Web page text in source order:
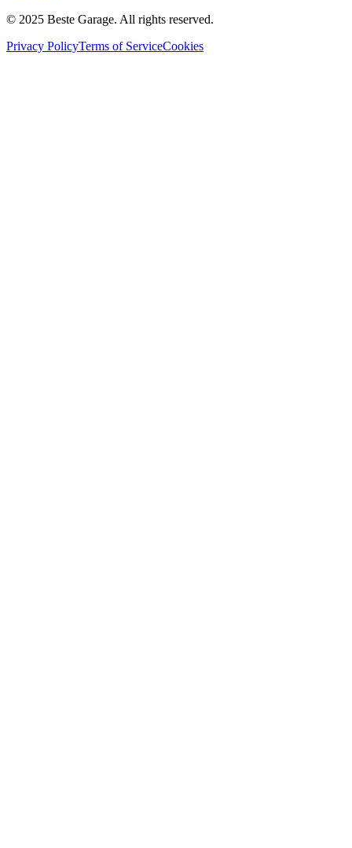
© 2025 Beste Garage. All rights reserved.
Privacy PolicyTerms of ServiceCookies